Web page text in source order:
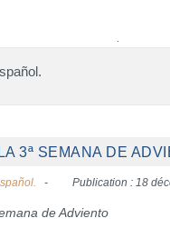
3ª SEMANA DE
Publication : 18
de Adviento